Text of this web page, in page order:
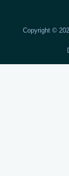
Copyright ©